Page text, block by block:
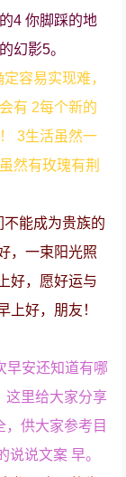
4 你脚踩的地
幻影5。
容易实现难，
有 2每个新的
3生活虽然一
然有玫瑰有荆
能成为贵族的
，一束阳光照
好，愿好运与
上好，朋友！
早安还知道有哪
这里给大家分享
供大家参考目
说说文案 早。